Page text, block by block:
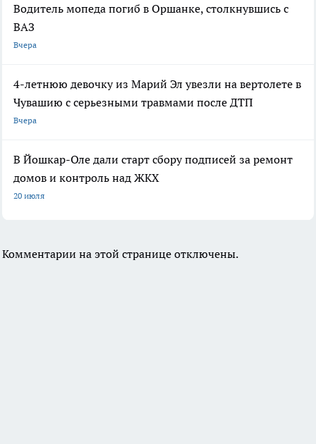
Водитель мопеда погиб в Оршанке, столкнувшись с
ВАЗ
Вчера
4-летнюю девочку из Марий Эл увезли на вертолете в
Чувашию с серьезными травмами после ДТП
Вчера
В Йошкар-Оле дали старт сбору подписей за ремонт
домов и контроль над ЖКХ
20 июля
Комментарии на этой странице отключены.